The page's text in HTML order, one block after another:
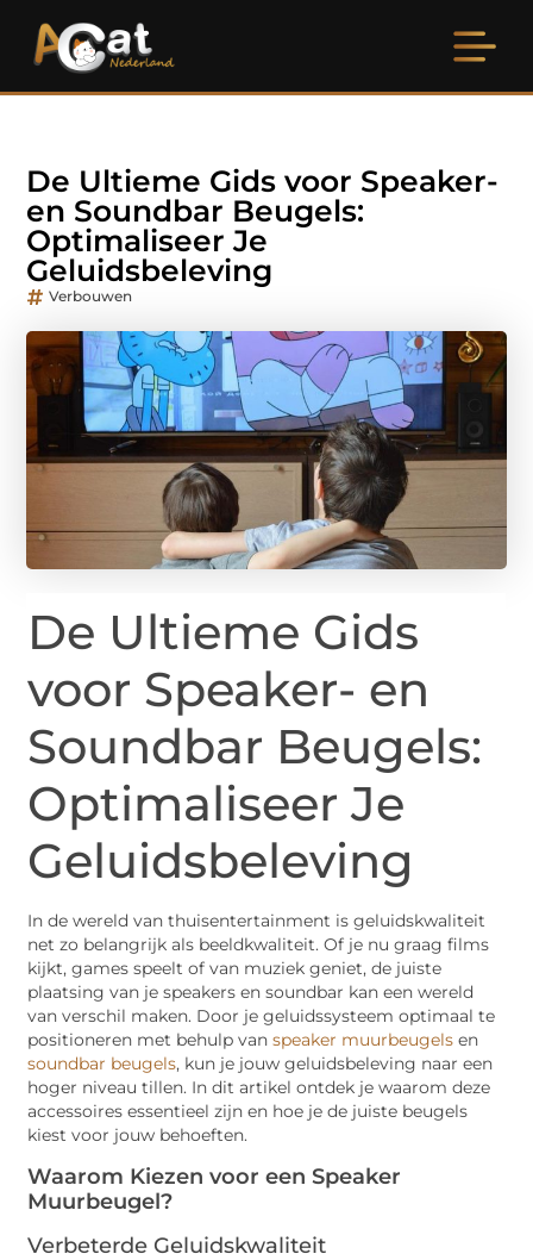
De Ultieme Gids voor Speaker-
en Soundbar Beugels:
Optimaliseer Je
Geluidsbeleving
Verbouwen
De Ultieme Gids
voor Speaker- en
Soundbar Beugels:
Optimaliseer Je
Geluidsbeleving
In de wereld van thuisentertainment is geluidskwaliteit
net zo belangrijk als beeldkwaliteit. Of je nu graag films
kijkt, games speelt of van muziek geniet, de juiste
plaatsing van je speakers en soundbar kan een wereld
van verschil maken. Door je geluidssysteem optimaal te
positioneren met behulp van speaker muurbeugels en
soundbar beugels, kun je jouw geluidsbeleving naar een
hoger niveau tillen. In dit artikel ontdek je waarom deze
accessoires essentieel zijn en hoe je de juiste beugels
kiest voor jouw behoeften.
Waarom Kiezen voor een Speaker
Muurbeugel?
Verbeterde Geluidskwaliteit